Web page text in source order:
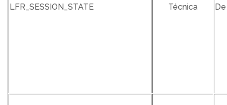
LFR_SESSION_STATE Técnica